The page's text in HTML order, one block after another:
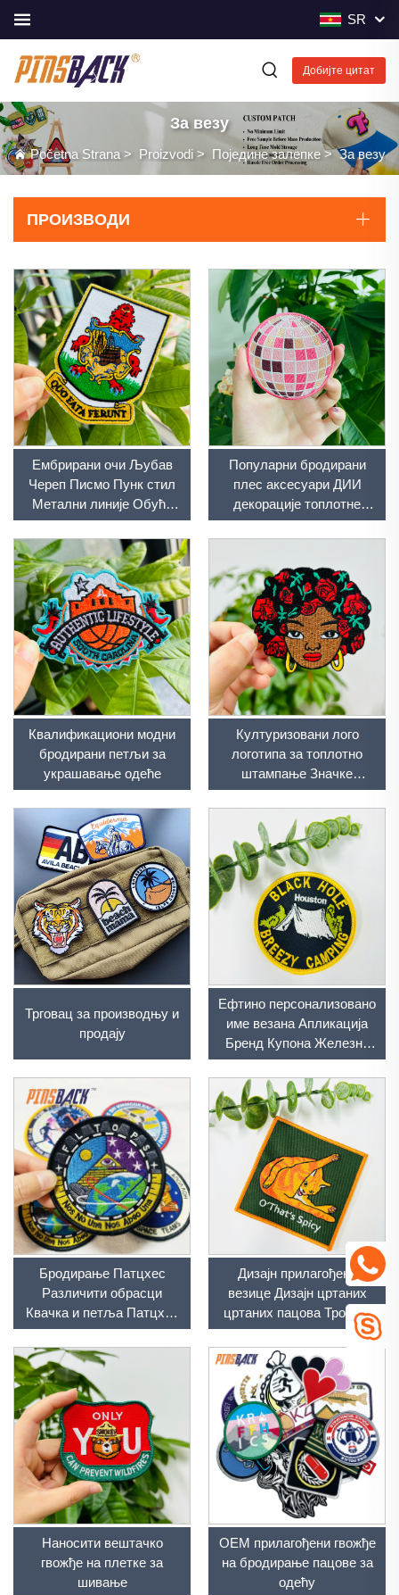
SR
Добијте цитат
За везу
Početna Strana> Proizvodi > Поједине залепке>За везу
ПРОИЗВОДИ
Ембрирани очи Љубав
Череп Писмо Пунк стил
Метални линије Обућа
Аксесуари ДИИ
Ембрионирања Патч
Популарни бродирани
плес аксесуари ДИИ
декорације топлотне
лепиле апликације Розе
гвожђе бродирани плес
плес
Квалификациони модни
бродирани петљи за
украшавање одеће
Културизовани лого
логотипа за топлотно
штампање Значке
Ембридрирани плетх
Шивање на гвожђе на
одећу Плетх
Културизовани плетх
Ембридрирање
Трговац за производњу и
продају
Ефтино персонализовано
име везана Апликација
Бренд Купона Железна
на ткани логотипи
лептери прилагођена
везања за одећу
Бродирање Патцхес
Различити обрасци
Квачка и петља Патцхес
Полни бродирани
Аплицес за шешире Џинс
џелет Коптер
Дизајн прилагођене
везице Дизајн цртаних
цртаних пацова Трон на
шију на куку и петлице
Везиње тканих
прилагођених пацова
Наносити вештачко
гвожђе на плетке за
шивање
ОЕМ прилагођени гвожђе
на бродирање пацове за
одећу